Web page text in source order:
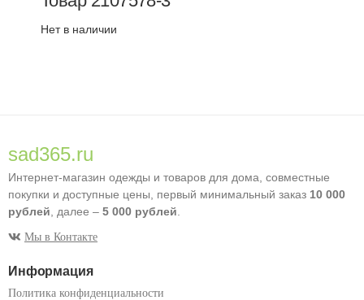
Нет в наличии
sad365.ru
Интернет-магазин одежды и товаров для дома, совместные
покупки и доступные цены, первый минимальный заказ 10 000
рублей , далее – 5 000 рублей
Мы в Контакте
Информация
Политика конфиденциальности